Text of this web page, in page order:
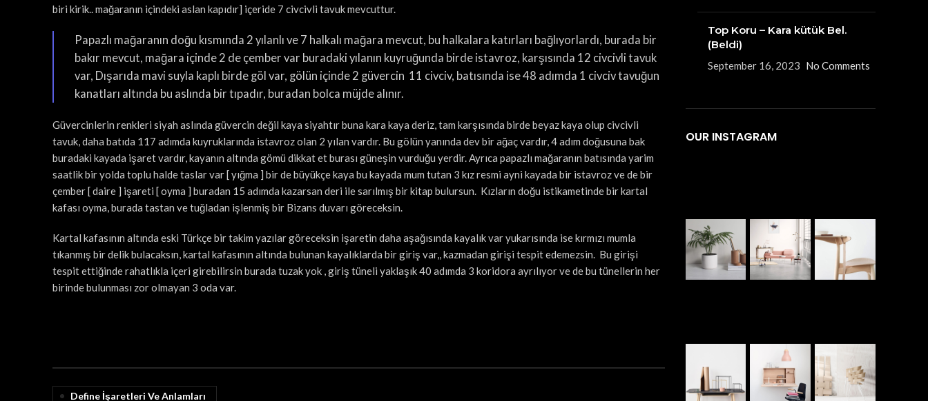
biri kirik.. mağaranın içindeki aslan kapıdır] içeride 7 civcivli tavuk mevcuttur.
Papazlı mağaranın doğu kısmında 2 yılanlı ve 7 halkalı mağara mevcut, bu halkalara katırları bağlıyorlardı, burada bir
bakır mevcut, mağara içinde 2 de çember var buradaki yılanın kuyruğunda birde istavroz, karşısında 12 civcivli tavuk
var, Dışarıda mavi suyla kaplı birde göl var, gölün içinde 2 güvercin 11 civciv, batısında ise 48 adımda 1 civciv tavuğun
kanatları altında bu aslında bir tıpadır, buradan bolca müjde alınır.
Güvercinlerin renkleri siyah aslında güvercin değil kaya siyahtır buna kara kaya deriz, tam karşısında birde beyaz kaya olup civcivli
tavuk, daha batıda 117 adımda kuyruklarında istavroz olan 2 yılan vardır. Bu gölün yanında dev bir ağaç vardır, 4 adım doğusuna bak
buradaki kayada işaret vardır, kayanın altında gömü dikkat et burası güneşin vurduğu yerdir. Ayrıca papazlı mağaranın batısında yarim
saatlik bir yolda toplu halde taslar var [ yığma ] bir de büyükçe kaya bu kayada mum tutan 3 kız resmi ayni kayada bir istavroz ve de bir
çember [ daire ] işareti [ oyma ] buradan 15 adımda kazarsan deri ile sarılmış bir kitap bulursun. Kızların doğu istikametinde bir kartal
kafası oyma, burada tastan ve tuğladan işlenmiş bir Bizans duvarı göreceksin.
Kartal kafasının altında eski Türkçe bir takim yazılar göreceksin işaretin daha aşağısında kayalık var yukarısında ise kırmızı mumla
tıkanmış bir delik bulacaksın, kartal kafasının altında bulunan kayalıklarda bir giriş var,, kazmadan girişi tespit edemezsin. Bu girişi
tespit ettiğinde rahatlıkla içeri girebilirsin burada tuzak yok , giriş tüneli yaklaşık 40 adımda 3 koridora ayrılıyor ve de bu tünellerin her
birinde bulunması zor olmayan 3 oda var.
Define İşaretleri Ve Anlamları
Top Koru – Kara kütük Bel.
(Beldi)
September 16, 2023 No Comments
OUR INSTAGRAM